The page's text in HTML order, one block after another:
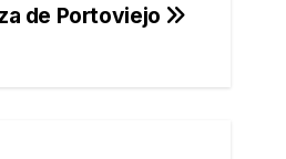
de Portoviejo